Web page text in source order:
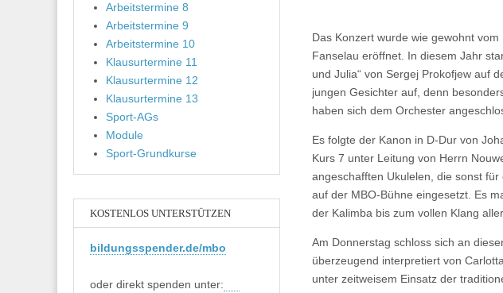
Das Konzert wurde wie gewohnt
Fanselau eröffnet. In diesem Jahr
und Julia“ von Sergej Prokofjew auf
jungen Gesichter auf, denn
haben sich dem Orchester
Es folgte der Kanon in D-Dur von
Kurs 7 unter Leitung von Herrn
angeschafften Ukulelen, die sonst
auf der MBO-Bühne eingesetzt. Es
der Kalimba bis zum vollen Klang
Am Donnerstag schloss sich an
überzeugend interpretiert von
unter zeitweisem Einsatz der
Arbeitstermine 8
Arbeitstermine 9
Arbeitstermine 10
Klausurtermine 11
Klausurtermine 12
Klausurtermine 13
Sport-AGs
Module
Sport-Grundkurse
KOSTENLOS UNTERSTÜTZEN
bildungsspender.de/mbo
oder direkt spenden unter: